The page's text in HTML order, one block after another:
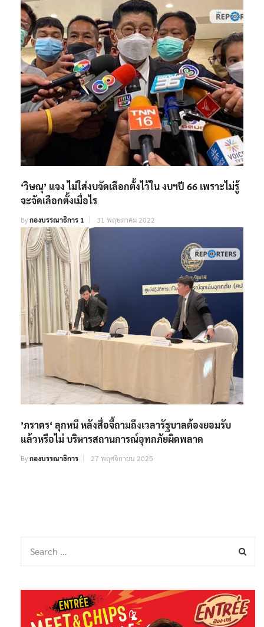
‘วิษณุ’ แจง ไม่ใส่งบจัดเลือกตั้งไว้ใน งบฯปี 66 เพราะไม่รู้
จะจัดเลือกตั้งเมื่อไร
Byกองบรรณาธิการ 1 31 พฤษภาคม 2022
’ภราดร‘ ลุกหนี หลังสื่อจี้ถามถึงเวลารัฐบาลต้องยอมรับ
แล้วหรือไม่ บริหารสถานการณ์อุทกภัยผิดพลาด
Byกองบรรณาธิการ 27 พฤศจิกายน 2025